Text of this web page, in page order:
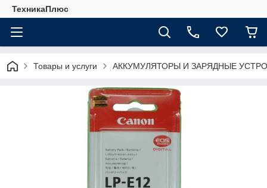
ТехникаПлюс
Товары и услуги АККУМУЛЯТОРЫ И ЗАРЯДНЫЕ